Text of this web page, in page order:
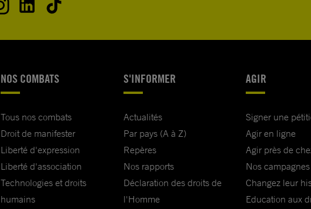
NOS COMBATS
Tous nos combats
Droit de manifester
Liberté d'expression
Liberté d'association
Technologies et droits
humains
S'INFORMER
Actualités
Par pays (A à Z)
Repères
Nos rapports
Déclaration des droits de
l'Homme
AGIR
Signer une
Agir en ligne
Agir près de
Nos campagnes
Changez leur
Education aux